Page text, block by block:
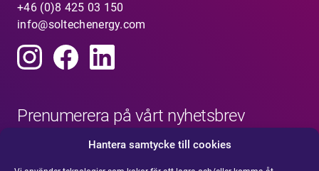
Hantera samtycke till cookies
+46 (0)8 425 03 150
info@soltechenergy.com
Prenumerera på vårt nyhetsbrev